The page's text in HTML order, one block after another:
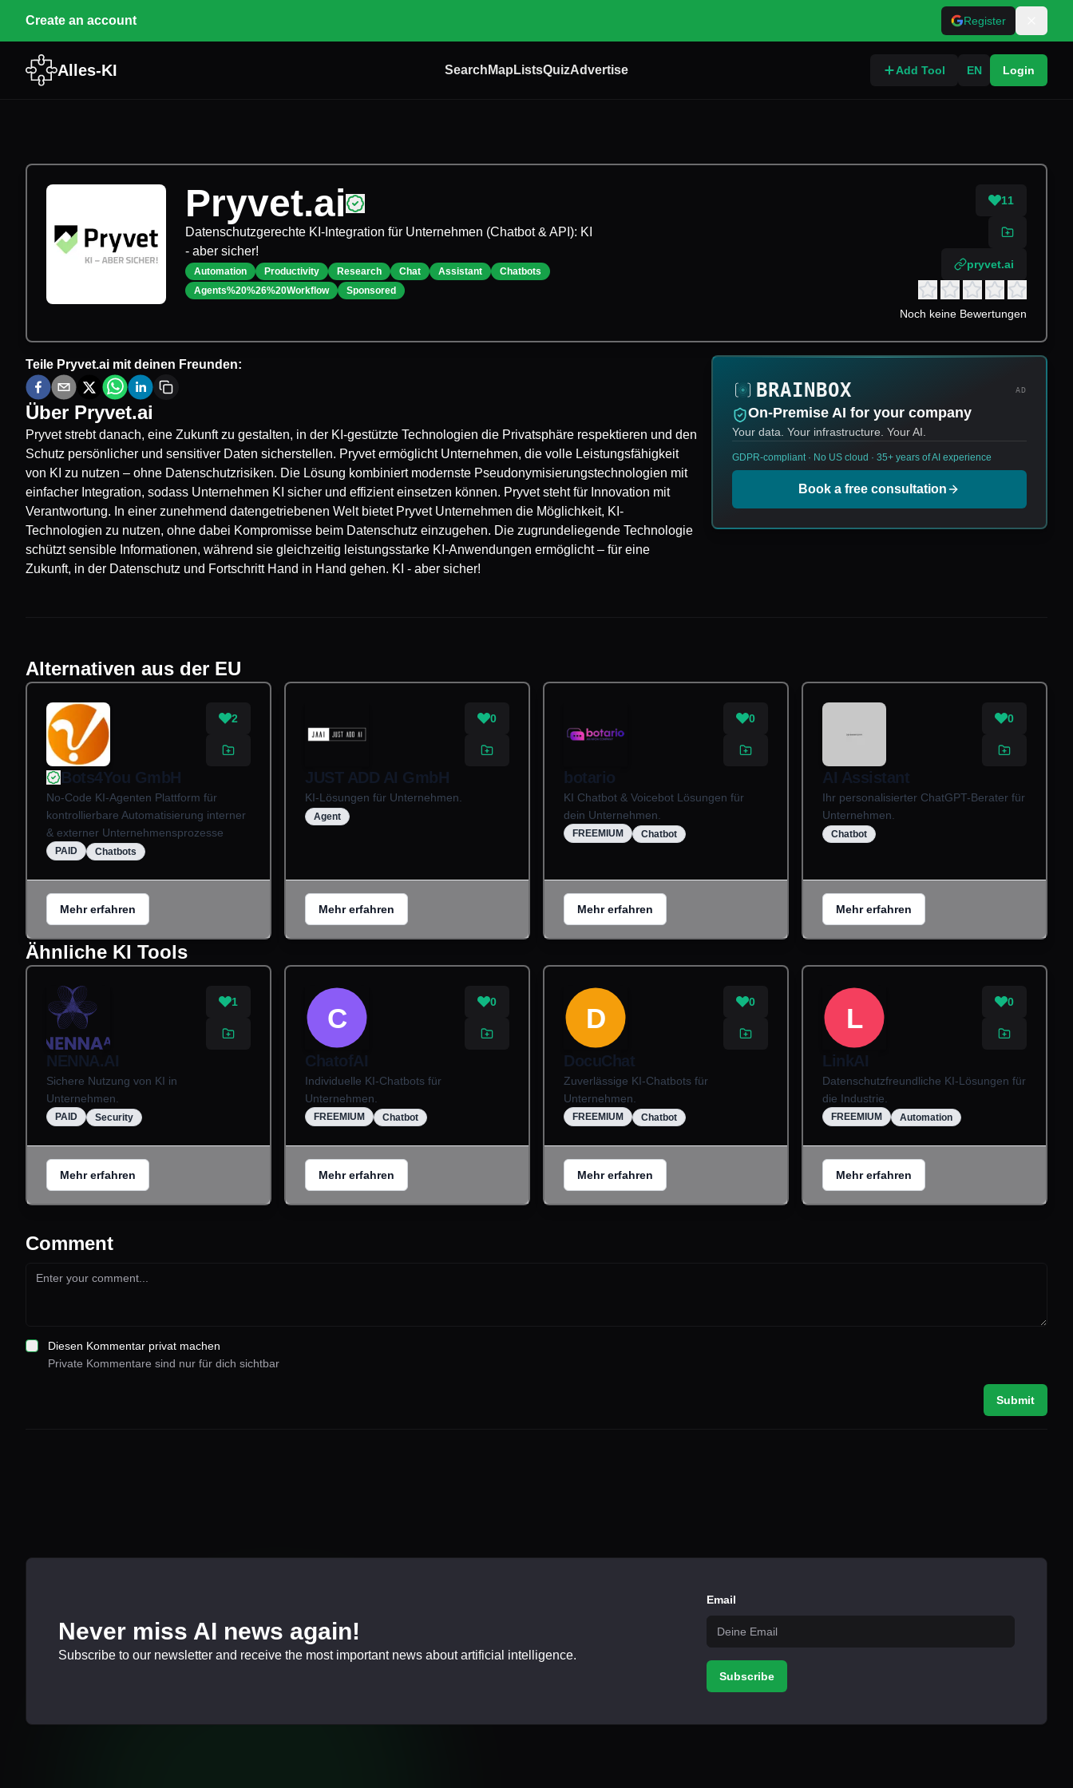
Create an account Register
Alles-KI Search Map ListsQuizAdvertise Add Tool EN Login
Pryvet.ai
Datenschutzgerechte KI-Integration für Unternehmen (Chatbot & API): KI
- aber sicher!
Automation Productivity Research Chat Assistant
Chatbots
Agents%20%26%20Workflow
Sponsored
11
pryvet.ai
Noch keine Bewertungen
Teile Pryvet.ai mit deinen Freunden:
Über Pryvet.ai
Pryvet strebt danach, eine Zukunft zu gestalten, in der KI-gestützte Technologien die Privatsphäre respektieren und den
Schutz persönlicher und sensitiver Daten sicherstellen. Pryvet ermöglicht Unternehmen, die volle Leistungsfähigkeit
von KI zu nutzen – ohne Datenschutzrisiken. Die Lösung kombiniert modernste Pseudonymisierungstechnologien mit
einfacher Integration, sodass Unternehmen KI sicher und effizient einsetzen können. Pryvet steht für Innovation mit
Verantwortung. In einer zunehmend datengetriebenen Welt bietet Pryvet Unternehmen die Möglichkeit, KI-
Technologien zu nutzen, ohne dabei Kompromisse beim Datenschutz einzugehen. Die zugrundeliegende Technologie
schützt sensible Informationen, während sie gleichzeitig leistungsstarke KI-Anwendungen ermöglicht – für eine
Zukunft, in der Datenschutz und Fortschritt Hand in Hand gehen. KI - aber sicher!
AD
On-Premise AI for your company
Your data. Your infrastructure. Your AI.
GDPR-compliant · No US cloud · 35+ years of AI experience
Book a free consultation
Alternativen aus der EU
2
Bots4You GmbH
No-Code KI-Agenten Plattform für
kontrollierbare Automatisierung interner
& externer Unternehmensprozesse
PAID Chatbots
Mehr erfahren
0
JUST ADD AI GmbH
KI-Lösungen für Unternehmen.
Agent
Mehr erfahren
0
botario
KI Chatbot & Voicebot Lösungen für
dein Unternehmen.
FREEMIUM Chatbot
Mehr erfahren
0
AI Assistant
Ihr personalisierter ChatGPT-Berater für
Unternehmen.
Chatbot
Mehr erfahren
Ähnliche KI Tools
1
NENNA.AI
Sichere Nutzung von KI in
Unternehmen.
PAID Security
Mehr erfahren
C
0
ChatofAI
Individuelle KI-Chatbots für
Unternehmen.
FREEMIUM Chatbot
Mehr erfahren
D
0
DocuChat
Zuverlässige KI-Chatbots für
Unternehmen.
FREEMIUM Chatbot
Mehr erfahren
L
0
LinkAI
Datenschutzfreundliche KI-Lösungen für
die Industrie.
FREEMIUM Automation
Mehr erfahren
Comment
Diesen Kommentar privat machen
Private Kommentare sind nur für dich sichtbar
Submit
Never miss AI news again!
Subscribe to our newsletter and receive the most important news about artificial intelligence.
Email
Subscribe